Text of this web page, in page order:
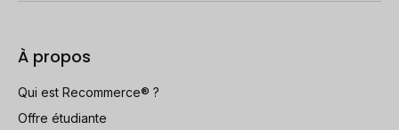
À propos
Qui est Recommerce® ?
Offre étudiante